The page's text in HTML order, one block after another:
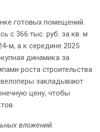
готовых помещений.
с 366 тыс. руб. за кв. м
м, а к середине 2025
динамика за
роста строительства
закладывают
цену, чтобы
вложений.